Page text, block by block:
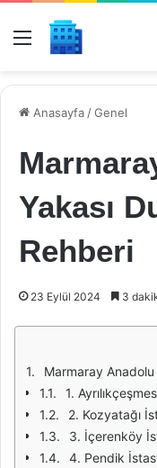
Menü
Anasayfa /Genel
Yakası
Rehberi
23 Eylül 2024 3
Marmaray Anadolu
1.
2. Kozyatağı
3. İçerenköy
4. Pendik